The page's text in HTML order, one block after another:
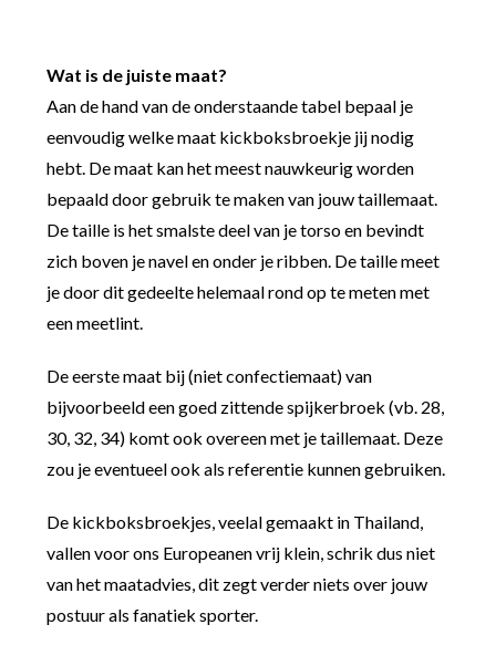
Wat is de juiste maat?
Aan de hand van de onderstaande tabel bepaal je
eenvoudig welke maat kickboksbroekje jij nodig
hebt. De maat kan het meest nauwkeurig worden
bepaald door gebruik te maken van jouw taillemaat.
De taille is het smalste deel van je torso en bevindt
zich boven je navel en onder je ribben. De taille meet
je door dit gedeelte helemaal rond op te meten met
een meetlint.
De eerste maat bij (niet confectiemaat) van
bijvoorbeeld een goed zittende spijkerbroek (vb. 28,
30, 32, 34) komt ook overeen met je taillemaat. Deze
zou je eventueel ook als referentie kunnen gebruiken.
De kickboksbroekjes, veelal gemaakt in Thailand,
vallen voor ons Europeanen vrij klein, schrik dus niet
van het maatadvies, dit zegt verder niets over jouw
postuur als fanatiek sporter.